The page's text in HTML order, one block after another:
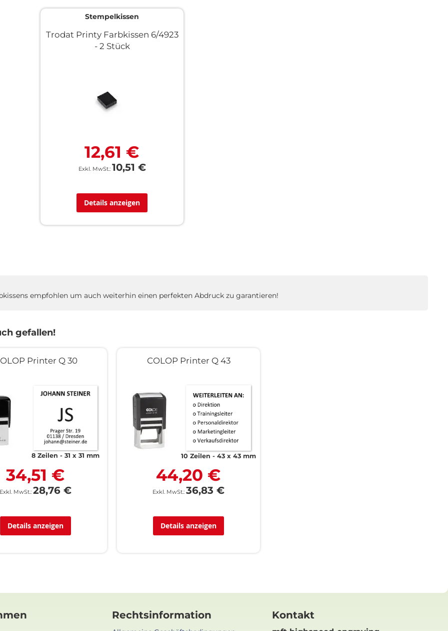
Stempelkissen
Trodat Printy Farbkissen 6/4923
- 2 Stück
12,61 €
10,51 €
Details anzeigen
empfohlen um auch weiterhin einen perfekten Abdruck zu garantieren!
gefallen!
Printer Q 30
8 Zeilen 31 x 31 mm
34,51 €
28,76 €
Details anzeigen
COLOP Printer Q 43
10 Zeilen 43 x 43 mm
44,20 €
36,83 €
Details anzeigen
Rechtsinformation Kontakt